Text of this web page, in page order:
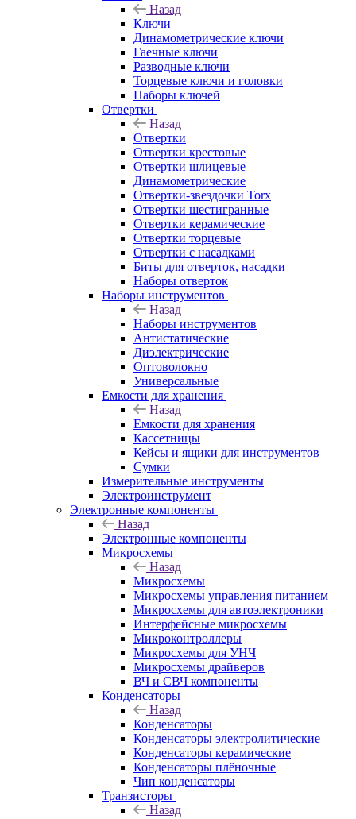
Назад
Ключи
Динамометрические ключи
Гаечные ключи
Разводные ключи
Торцевые ключи и головки
Наборы ключей
Отвертки
Назад
Отвертки
Отвертки крестовые
Отвертки шлицевые
Динамометрические
Отвертки-звездочки Torx
Отвертки шестигранные
Отвертки керамические
Отвертки торцевые
Отвертки с насадками
Биты для отверток, насадки
Наборы отверток
Наборы инструментов
Назад
Наборы инструментов
Антистатические
Диэлектрические
Оптоволокно
Универсальные
Емкости для хранения
Назад
Емкости для хранения
Кассетницы
Кейсы и ящики для инструментов
Сумки
Измерительные инструменты
Электроинструмент
Электронные компоненты
Назад
Электронные компоненты
Микросхемы
Назад
Микросхемы
Микросхемы управления питанием
Микросхемы для автоэлектроники
Интерфейсные микросхемы
Микроконтроллеры
Микросхемы для УНЧ
Микросхемы драйверов
ВЧ и СВЧ компоненты
Конденсаторы
Назад
Конденсаторы
Конденсаторы электролитические
Конденсаторы керамические
Конденсаторы плёночные
Чип конденсаторы
Транзисторы
Назад